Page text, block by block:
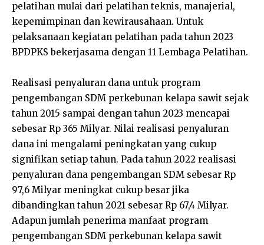
pelatihan mulai dari pelatihan teknis, manajerial,
kepemimpinan dan kewirausahaan. Untuk
pelaksanaan kegiatan pelatihan pada tahun 2023
BPDPKS bekerjasama dengan 11 Lembaga Pelatihan.
Realisasi penyaluran dana untuk program
pengembangan SDM perkebunan kelapa sawit sejak
tahun 2015 sampai dengan tahun 2023 mencapai
sebesar Rp 365 Milyar. Nilai realisasi penyaluran
dana ini mengalami peningkatan yang cukup
signifikan setiap tahun. Pada tahun 2022 realisasi
penyaluran dana pengembangan SDM sebesar Rp
97,6 Milyar meningkat cukup besar jika
dibandingkan tahun 2021 sebesar Rp 67,4 Milyar.
Adapun jumlah penerima manfaat program
pengembangan SDM perkebunan kelapa sawit